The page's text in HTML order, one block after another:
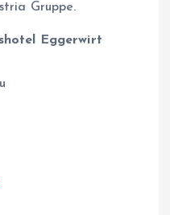
Gruppe.
Eggerwirt